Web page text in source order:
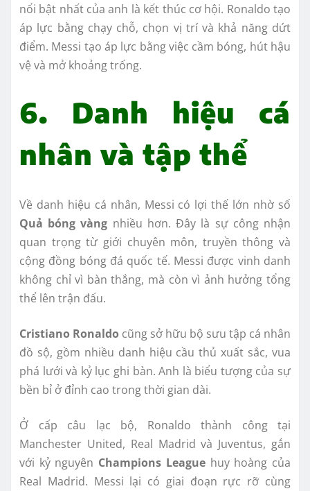
nổi bật nhất của anh là kết thúc cơ hội. Ronaldo tạo
áp lực bằng chạy chỗ, chọn vị trí và khả năng dứt
điểm. Messi tạo áp lực bằng việc cầm bóng, hút hậu
vệ và mở khoảng trống.
6. Danh hiệu cá
nhân và tập thể
Về danh hiệu cá nhân, Messi có lợi thế lớn nhờ số
Quả bóng vàng nhiều hơn. Đây là sự công nhận
quan trọng từ giới chuyên môn, truyền thông và
cộng đồng bóng đá quốc tế. Messi được vinh danh
không chỉ vì bàn thắng, mà còn vì ảnh hưởng tổng
thể lên trận đấu.
Cristiano Ronaldo cũng sở hữu bộ sưu tập cá nhân
đồ sộ, gồm nhiều danh hiệu cầu thủ xuất sắc, vua
phá lưới và kỷ lục ghi bàn. Anh là biểu tượng của sự
bền bỉ ở đỉnh cao trong thời gian dài.
Ở cấp câu lạc bộ, Ronaldo thành công tại
Manchester United, Real Madrid và Juventus, gắn
với kỷ nguyên Champions Leaguehuy hoàng của
Real Madrid. Messi lại có giai đoạn rực rỡ cùng